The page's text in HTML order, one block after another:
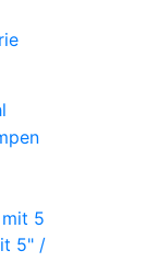
5" /